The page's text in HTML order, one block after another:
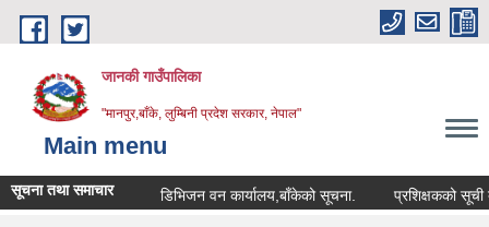
Skip to main content
जानकी गाउँपालिका
"मानपुर,बाँके, लुम्बिनी प्रदेश सरकार, नेपाल"
Main menu
सूचना तथा समाचार डिभिजन वन कार्यालय,बाँकेको सूचना. प्रशिक्षकको सूची दर्ता